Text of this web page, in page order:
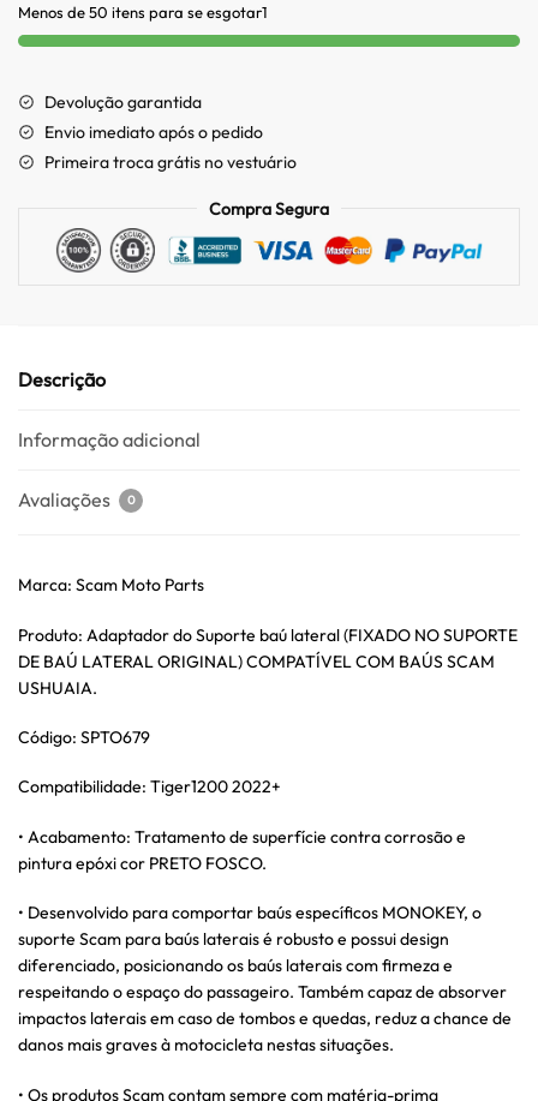
Menos de 50 itens para se esgotar1
Devolução garantida
Envio imediato após o pedido
Primeira troca grátis no vestuário
Compra Segura
Descrição
Informação adicional
Avaliações 0
Marca: Scam Moto Parts
Produto: Adaptador do Suporte baú lateral (FIXADO NO SUPORTE
DE BAÚ LATERAL ORIGINAL) COMPATÍVEL COM BAÚS SCAM
USHUAIA.
Código: SPTO679
Compatibilidade: Tiger1200 2022+
• Acabamento: Tratamento de superfície contra corrosão e
pintura epóxi cor PRETO FOSCO.
• Desenvolvido para comportar baús específicos MONOKEY, o
suporte Scam para baús laterais é robusto e possui design
diferenciado, posicionando os baús laterais com firmeza e
respeitando o espaço do passageiro. Também capaz de absorver
impactos laterais em caso de tombos e quedas, reduz a chance de
danos mais graves à motocicleta nestas situações.
• Os produtos Scam contam sempre com matéria-prima